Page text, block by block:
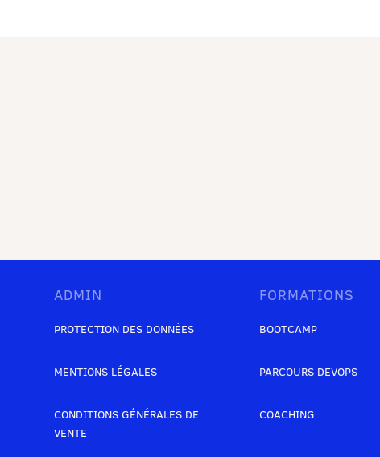
ADMIN
PROTECTION DES DONNÉES
MENTIONS LÉGALES
CONDITIONS GÉNÉRALES DE
VENTE
FORMATIONS
BOOTCAMP
PARCOURS DEVOPS
COACHING